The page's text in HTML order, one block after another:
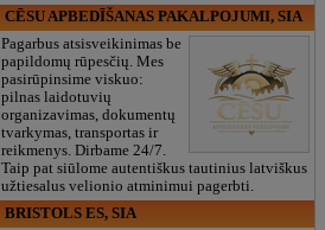
CĒSU APBEDĪŠANAS PAKALPOJUMI, SIA
Pagarbus atsisveikinimas be
papildomų rūpesčių. Mes
pasirūpinsime viskuo:
pilnas laidotuvių
organizavimas, dokumentų
tvarkymas, transportas ir
reikmenys. Dirbame 24/7.
Taip pat siūlome autentiškus tautinius latviškus
užtiesalus velionio atminimui pagerbti.
BRISTOLS ES, SIA